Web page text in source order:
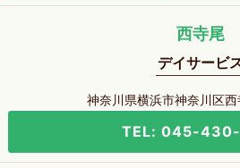
西寺尾
デイサービ
神奈川県横浜市神奈川区
TEL: 045-